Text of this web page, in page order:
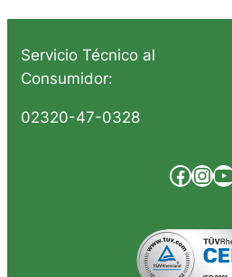
Servicio Técnico al
Consumidor:
02320-47-0328
Facebook InstagramYouTube